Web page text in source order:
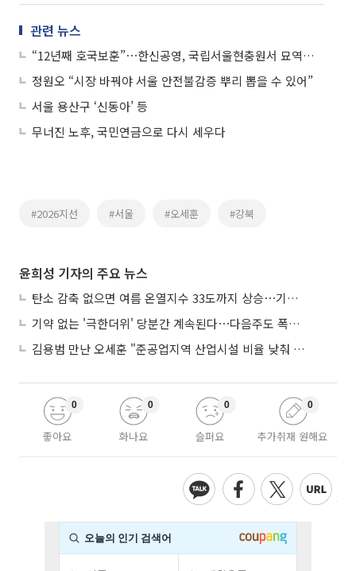
관련 뉴스
“12년째 호국보훈”⋯한신공영, 국립서울현충원서 묘역정화 봉사
정원오 “시장 바꿔야 서울 안전불감증 뿌리 뽑을 수 있어”
서울 용산구 ‘신동아’ 등
무너진 노후, 국민연금으로 다시 세우다
#2026지선 #서울 #오세훈 #강북
윤희성 기자의 주요 뉴스
탄소 감축 없으면 여름 온열지수 33도까지 상승⋯기상청, 2100년 미래전망
기약 없는 '극한더위' 당분간 계속된다⋯다음주도 폭염·열대야 지속
김용범 만난 오세훈 "준공업지역 산업시설 비율 낮춰 공급 늘려야"
좋아요
0
화나요
0
슬퍼요
0
추가취재 원해요
0